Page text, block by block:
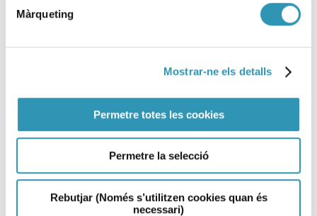
Màrqueting
Mostrar-ne els detalls
Permetre totes les cookies
Permetre la selecció
Rebutjar (Només s’utilitzen cookies quan és
necessari)